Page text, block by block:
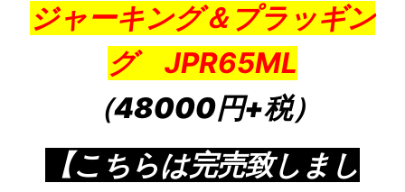
ジャーキング＆プラッギン
グ JPR65ML
（48000円+税）
【こちらは完売致しまし